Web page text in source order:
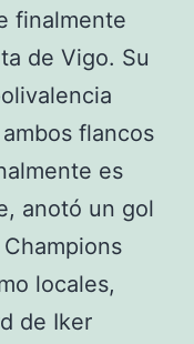
finalmente
de Vigo. Su
flancos
es
anotó un gol
locales,
de Iker